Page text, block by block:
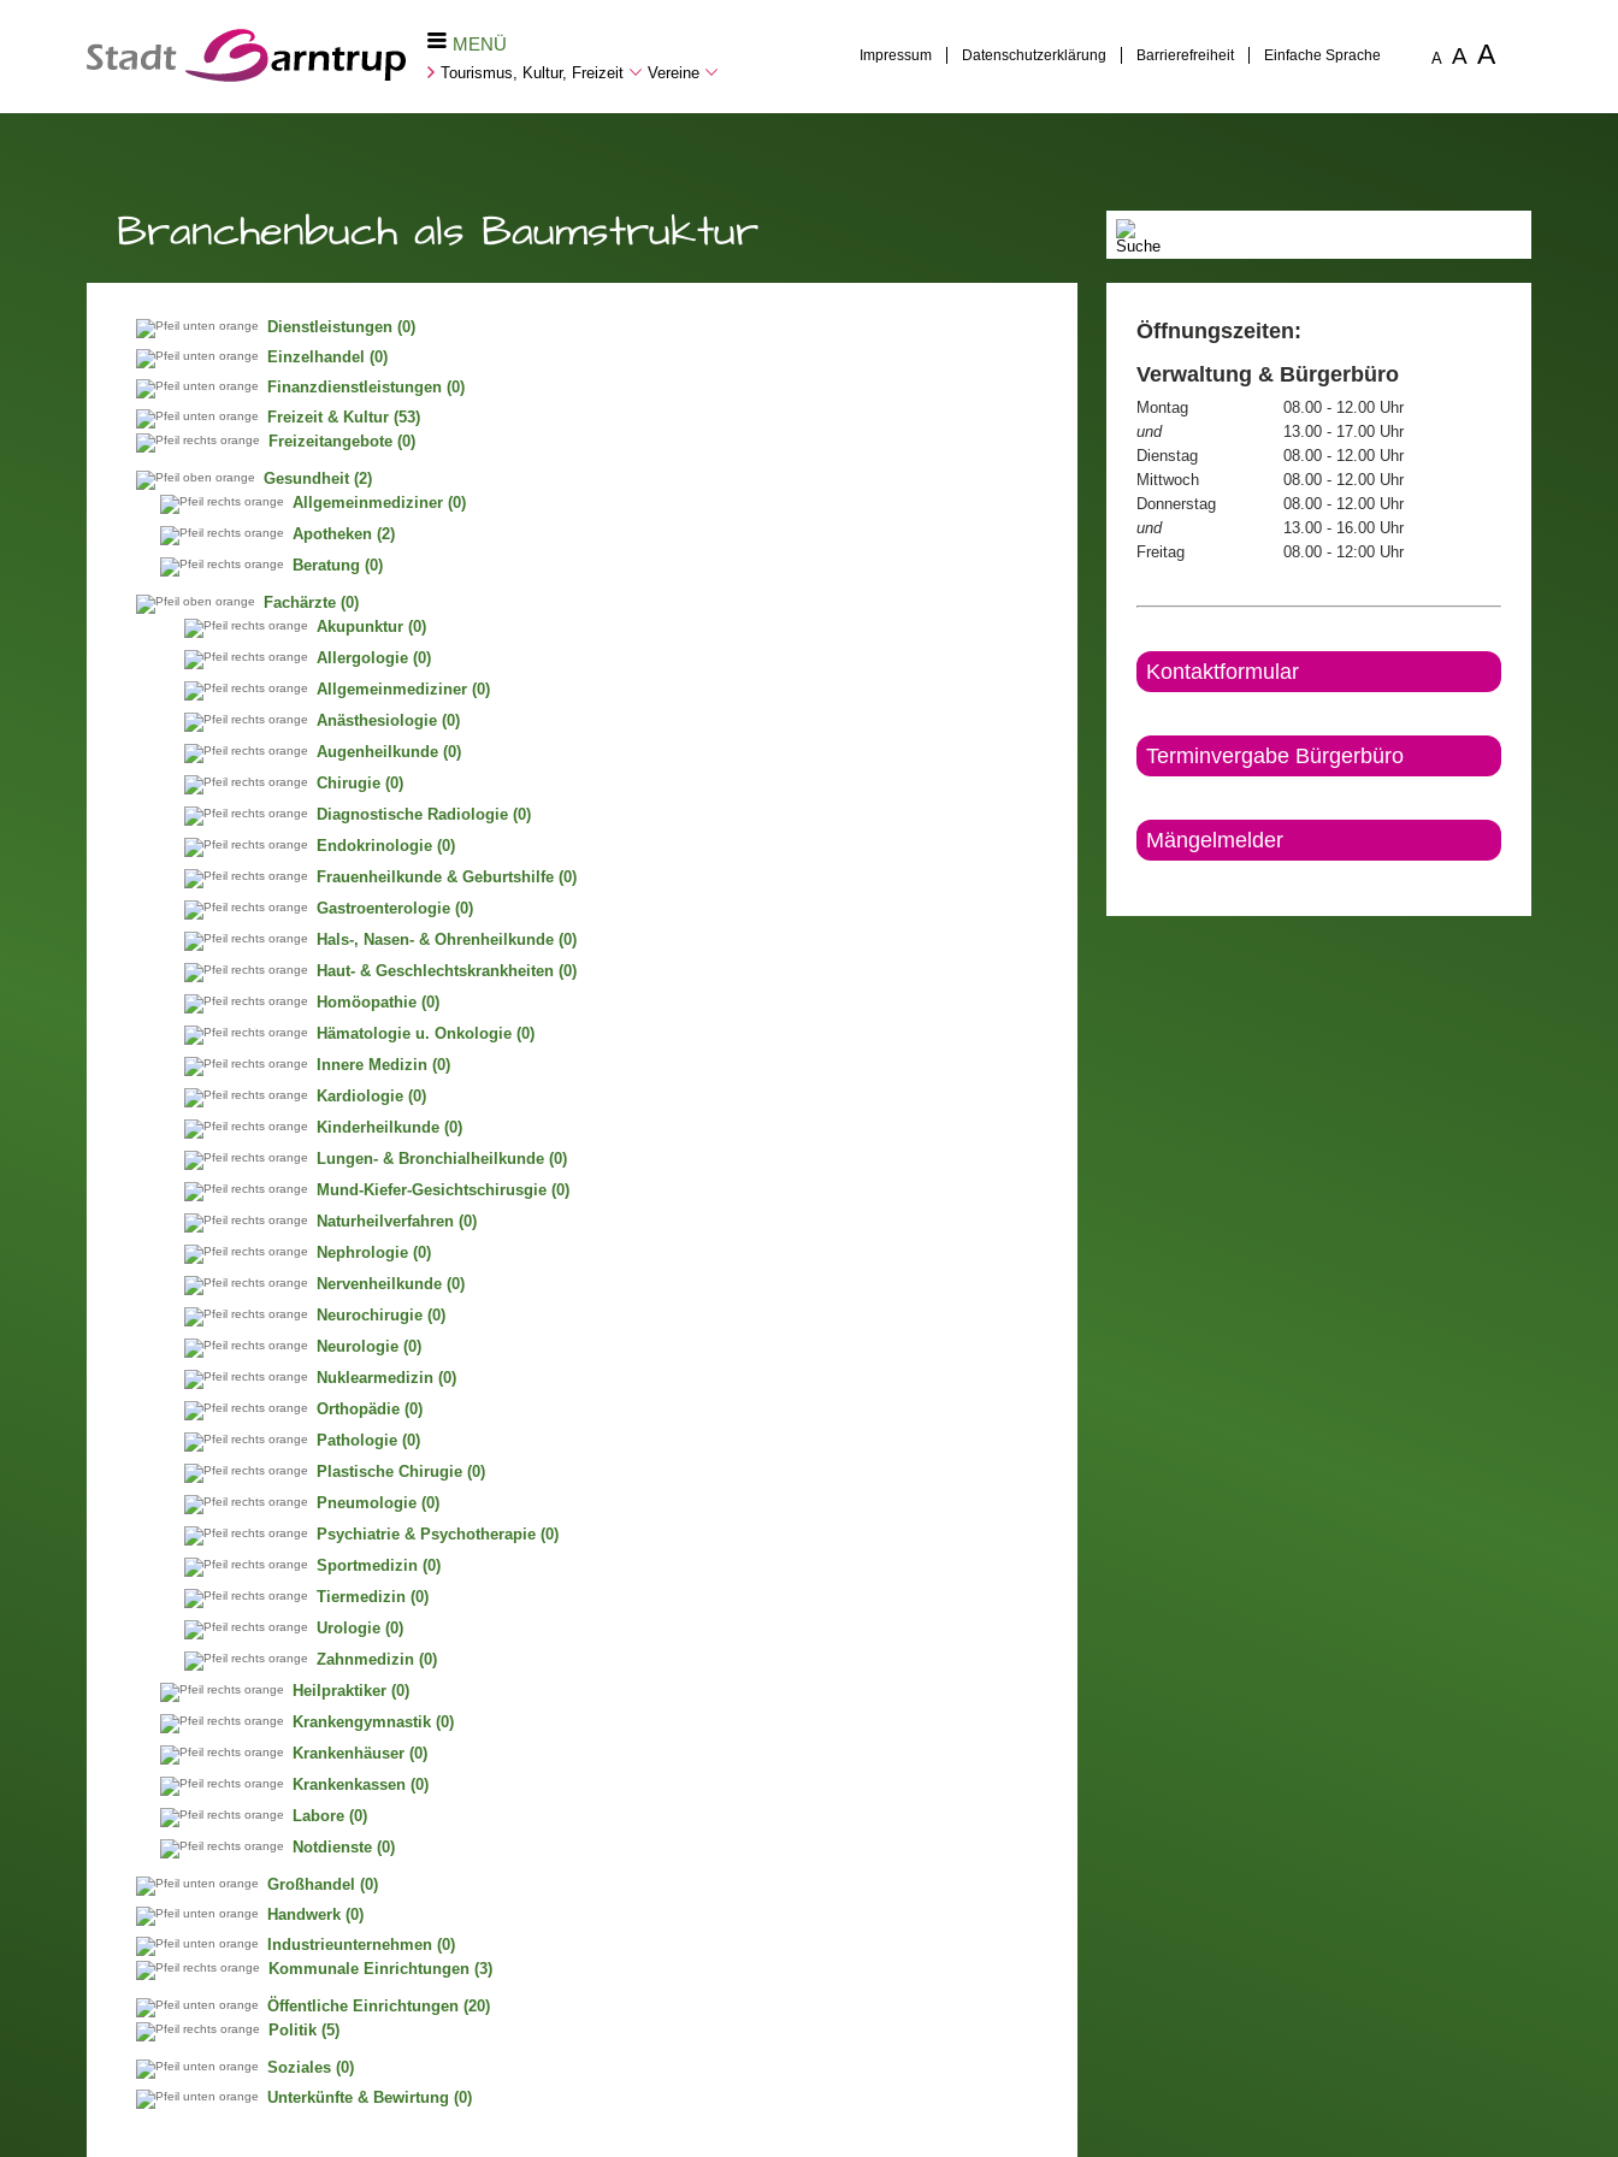
MENÜ
Tourismus, Kultur, Freizeit Vereine
Impressum Datenschutzerklärung Barrierefreiheit Einfache Sprache A A A
Branchenbuch als Baumstruktur
Dienstleistungen (0)
Einzelhandel (0)
Finanzdienstleistungen (0)
Freizeit & Kultur (53)
Freizeitangebote (0)
Gesundheit (2)
Allgemeinmediziner (0)
Apotheken (2)
Beratung (0)
Fachärzte (0)
Akupunktur (0)
Allergologie (0)
Allgemeinmediziner (0)
Anästhesiologie (0)
Augenheilkunde (0)
Chirugie (0)
Diagnostische Radiologie (0)
Endokrinologie (0)
Frauenheilkunde & Geburtshilfe (0)
Gastroenterologie (0)
Hals-, Nasen- & Ohrenheilkunde (0)
Haut- & Geschlechtskrankheiten (0)
Homöopathie (0)
Hämatologie u. Onkologie (0)
Innere Medizin (0)
Kardiologie (0)
Kinderheilkunde (0)
Lungen- & Bronchialheilkunde (0)
Mund-Kiefer-Gesichtschirusgie (0)
Naturheilverfahren (0)
Nephrologie (0)
Nervenheilkunde (0)
Neurochirugie (0)
Neurologie (0)
Nuklearmedizin (0)
Orthopädie (0)
Pathologie (0)
Plastische Chirugie (0)
Pneumologie (0)
Psychiatrie & Psychotherapie (0)
Sportmedizin (0)
Tiermedizin (0)
Urologie (0)
Zahnmedizin (0)
Heilpraktiker (0)
Krankengymnastik (0)
Krankenhäuser (0)
Krankenkassen (0)
Labore (0)
Notdienste (0)
Großhandel (0)
Handwerk (0)
Industrieunternehmen (0)
Kommunale Einrichtungen (3)
Öffentliche Einrichtungen (20)
Politik (5)
Soziales (0)
Unterkünfte & Bewirtung (0)
Öffnungszeiten:
Verwaltung & Bürgerbüro
Montag
08.00 - 12.00 Uhr
und
13.00 - 17.00 Uhr
Dienstag
08.00 - 12.00 Uhr
Mittwoch
08.00 - 12.00 Uhr
Donnerstag
08.00 - 12.00 Uhr
und
13.00 - 16.00 Uhr
Freitag
08.00 - 12:00 Uhr
Kontaktformular
Terminvergabe Bürgerbüro
Mängelmelder